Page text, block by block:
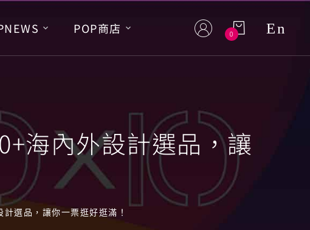
POP商店 0 En
海內外設計選品，讓
選品，讓你一票逛好逛滿！